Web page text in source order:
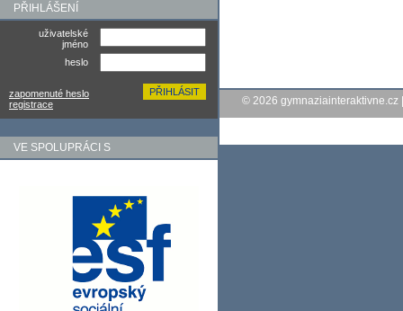
PŘIHLÁŠENÍ
uživatelské
jméno
heslo
zapomenuté heslo
registrace
VE SPOLUPRÁCI S
© 2026 gymnaziainteraktivne.cz